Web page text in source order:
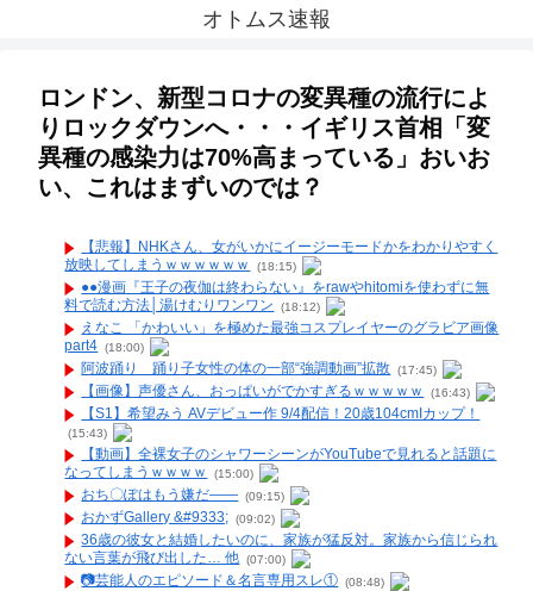
オトムス速報
ロンドン、新型コロナの変異種の流行によ
りロックダウンへ・・・イギリス首相「変
異種の感染力は70%高まっている」おいお
い、これはまずいのでは？
【悲報】NHKさん、女がいかにイージーモードかをわかりやすく
放映してしまうｗｗｗｗｗｗ
(18:15)
●●漫画『王子の夜伽は終わらない』をrawやhitomiを使わずに無
料で読む方法│湯けむりワンワン
(18:12)
えなこ 「かわいい」を極めた最強コスプレイヤーのグラビア画像
part4 (18:00)
阿波踊り 踊り子女性の体の一部“強調動画”拡散 (17:45)
【画像】声優さん、おっぱいがでかすぎるｗｗｗｗｗ (16:43)
【S1】希望みう AVデビュー作 9/4配信！20歳104cmIカップ！
(15:43)
【動画】全裸女子のシャワーシーンがYouTubeで見れると話題に
なってしまうｗｗｗｗ
(15:00)
おち〇ぽはもう嫌だ―― (09:15)
おかずGallery &#9333; (09:02)
36歳の彼女と結婚したいのに、家族が猛反対。家族から信じられ
ない言葉が飛び出した… 他 (07:00)
📷️芸能人のエピソード＆名言専用スレ① (08:48)